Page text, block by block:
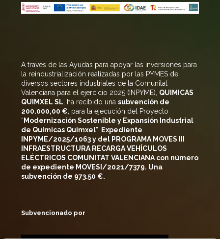
A través de las Ayudas para apoyar las inversiones para
la reindustrialización realizadas por las PYMES de
diversos sectores industriales de la Comunitat
Valenciana para el ejercicio 2025 (INPYME), QUIMICAS
QUIMXEL SL, ha recibido unasubvención de
200.000,00 €, para la ejecución del Proyecto
“ Modernización Sostenible y Expansión Industrial
de Químicas Quimxel”. Expediente
INPYME/2025/1063 y del PROGRAMA MOVES III
INFRAESTRUCTURA RECARGA VEHÍCULOS
ELÉCTRICOS COMUNITAT VALENCIANA con número
de expediente MOVESI/2021/7379. Una
subvención de 973.50 €.
Subvencionado por